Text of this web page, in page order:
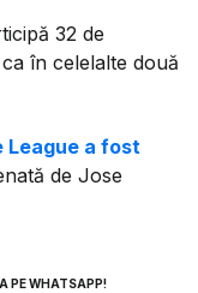
32 de
în celelalte două
League a fost
de Jose
PE WHATSAPP!